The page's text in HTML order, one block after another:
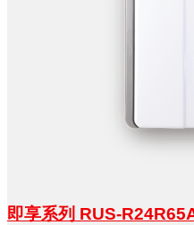
即享系列 RUS-